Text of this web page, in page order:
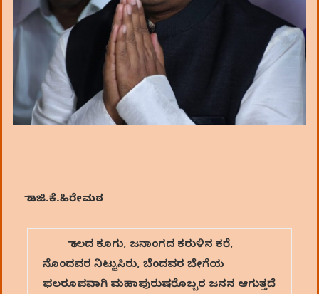
ಡಾ.ಜಿ.ಕೆ.ಹಿರೇಮಠ
ಕಾಲದ ಕೂಗು, ಜನಾಂಗದ ಕರುಳಿನ ಕರೆ,
ನೊಂದವರ ನಿಟ್ಟುಸಿರು, ಬೆಂದವರ ಬೇಗೆಯ
ಫಲರೂಪವಾಗಿ ಮಹಾಪುರುಷರೊಬ್ಬರ ಜನನ ಆಗುತ್ತದೆ